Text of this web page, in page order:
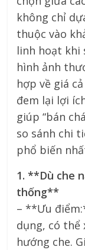
không chỉ
thuộc vào
linh hoạt khi
hình ảnh
hợp về giá
đem lại lợi
giúp “bán
so sánh chi
phổ biến
1. **Dù che
thống**
– **Ưu
dụng, có thể
hướng che.